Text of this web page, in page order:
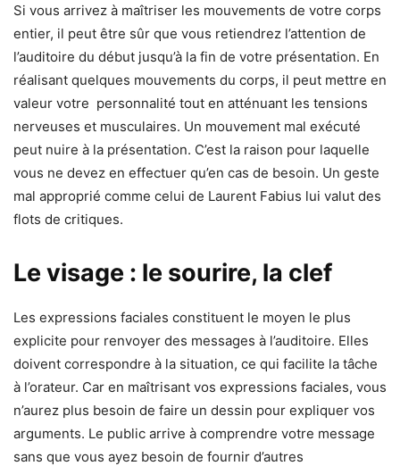
Si vous arrivez à maîtriser les mouvements de votre corps
entier, il peut être sûr que vous retiendrez l’attention de
l’auditoire du début jusqu’à la fin de votre présentation. En
réalisant quelques mouvements du corps, il peut mettre en
valeur votre personnalité tout en atténuant les tensions
nerveuses et musculaires. Un mouvement mal exécuté
peut nuire à la présentation. C’est la raison pour laquelle
vous ne devez en effectuer qu’en cas de besoin. Un geste
mal approprié comme celui de Laurent Fabius lui valut des
flots de critiques.
Le visage : le sourire, la clef
Les expressions faciales constituent le moyen le plus
explicite pour renvoyer des messages à l’auditoire. Elles
doivent correspondre à la situation, ce qui facilite la tâche
à l’orateur. Car en maîtrisant vos expressions faciales, vous
n’aurez plus besoin de faire un dessin pour expliquer vos
arguments. Le public arrive à comprendre votre message
sans que vous ayez besoin de fournir d’autres